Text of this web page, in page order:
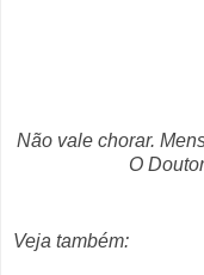
Não vale chorar.
O
Veja também: